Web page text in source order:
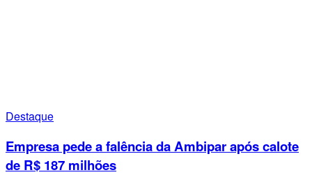
Destaque
Empresa pede a falência da Ambipar após calote
de R$ 187 milhões